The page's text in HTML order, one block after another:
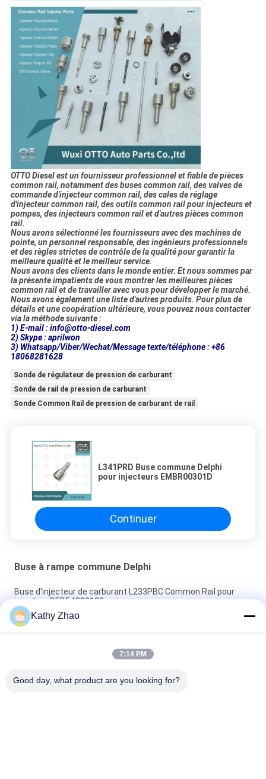
OTTO Diesel est un fournisseur professionnel et fiable de pièces
common rail, notamment des buses common rail, des valves de
commande d'injecteur common rail, des cales de réglage
d'injecteur common rail, des outils common rail pour injecteurs et
pompes, des injecteurs common rail et d'autres pièces common
rail.
Nous avons sélectionné les fournisseurs avec des machines de
pointe, un personnel responsable, des ingénieurs professionnels
et des règles strictes de contrôle de la qualité pour garantir la
meilleure qualité et le meilleur service.
Nous avons des clients dans le monde entier. Et nous sommes par
la présente impatients de vous montrer les meilleures pièces
common rail et de travailler avec vous pour développer le marché.
Nous avons également une liste d'autres produits. Pour plus de
détails et une coopération ultérieure, vous pouvez nous contacter
via la méthode suivante :
1) E-mail : info@otto-diesel.com
2) Skype : aprilwon
3) Whatsapp/Viber/Wechat/Message texte/téléphone : +86
18068281628
Sonde de régulateur de pression de carburant
Sonde de rail de pression de carburant
Sonde Common Rail de pression de carburant de rail
L341PRD Buse commune Delphi
pour injecteurs EMBR00301D
Continuer
Buse à rampe commune Delphi
Buse d'injecteur de carburant L233PBC Common Rail pour
injecteur BEBE4C09102
L481PRH Buse commune pour injecteur 28384645 SYMC
appliqué D22 _6
Buse d'injecteur Common Rail L363PRD pour injecteur
Kathy Zhao
7:14 PM
Good day, what product are you looking for?